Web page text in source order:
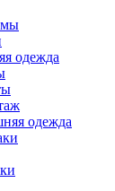
одежда
одежда